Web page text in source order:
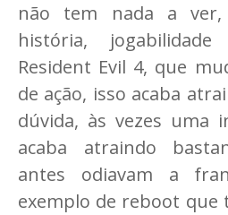
não tem nada a
história,
Resident Evil 4, que
de ação, isso acaba
dúvida, às vezes uma
acaba atraindo
antes odiavam a
exemplo de reboot